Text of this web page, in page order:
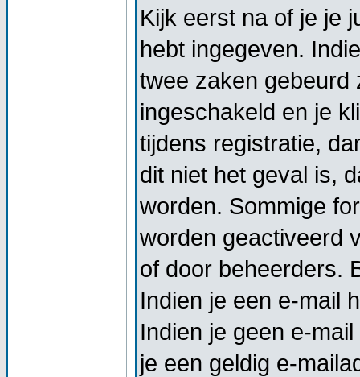
Kijk eerst na of je je
hebt ingegeven.
twee zaken gebeurd
ingeschakeld en je
tijdens registratie,
dit niet het geval is,
worden. Sommige
worden geactiveerd
of door beheerders.
Indien je een e-mail
Indien je geen e-
je een geldig e-